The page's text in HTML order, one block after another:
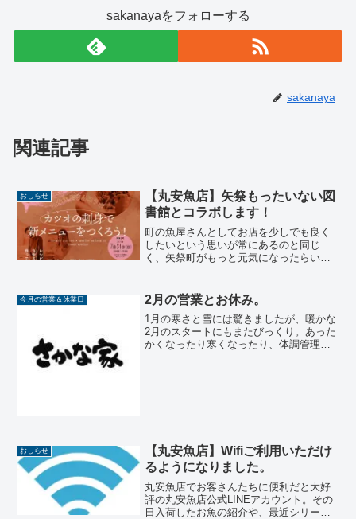
sakanayaをフォローする
sakanaya
関連記事
おしらせ
【丸安魚店】矢祭もったいない図
書館とコラボします！
町の魚屋さんとしてお店を少しでも良く
したいという思いが常にあるのと同じ
く、矢祭町がもっと元気になったらいい
縁で矢祭もったいない図書館さんと一緒
にワークショップを開催する...
今月の営業＆休業日 2月の営業とお休み。
1月の寒さと雪には驚きましたが、暖かな
2月のスタートにもまたびっくり。あった
かくなったり寒くなったり、体調管理が
おしらせ
【丸安魚店】Wifiご利用いただけ
るようになりました。
丸安魚店でお客さんたちに便利だと大好
評の丸安魚店公式LINEアカウント。その
日入荷したお魚の紹介や、最近シリーズ